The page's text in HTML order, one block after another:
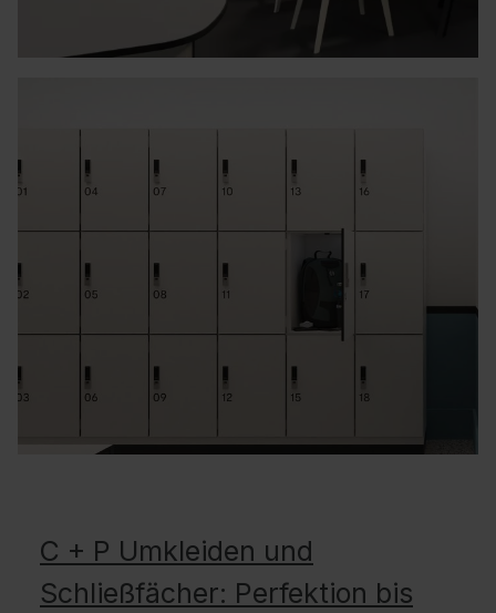
C + P Umkleiden und
Schließfächer: Perfektion bis